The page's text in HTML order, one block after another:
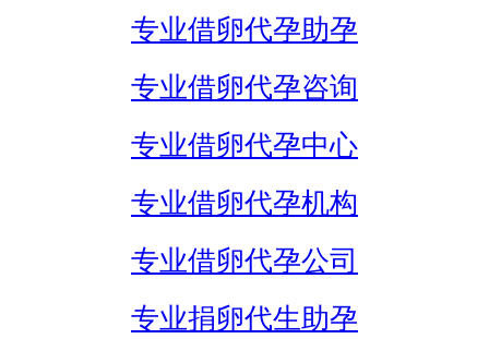
专业借卵代孕助孕
专业借卵代孕咨询
专业借卵代孕中心
专业借卵代孕机构
专业借卵代孕公司
专业捐卵代生助孕